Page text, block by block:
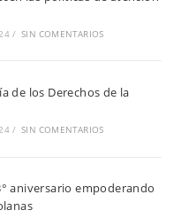
/ SIN COMENTARIOS
de los Derechos de la
/ SIN COMENTARIOS
aniversario empoderando